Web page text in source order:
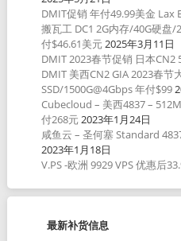
DMIT促销 年付49.99美金 Lax
搬瓦工 DC1 2G内存/40G硬盘
付$46.61美元2025年3月11日
DMIT 2023春节促销 日本CN2
DMIT 美西CN2 GIA 2023春节
SSD/1500G@4Gbps 年付$99
Cubecloud – 美西4837 –
付268元2023年1月24日
咸鱼云 – 圣何塞 Standard
2023年1月18日
V.PS -欧洲 9929 VPS 优惠后
最新补货信息